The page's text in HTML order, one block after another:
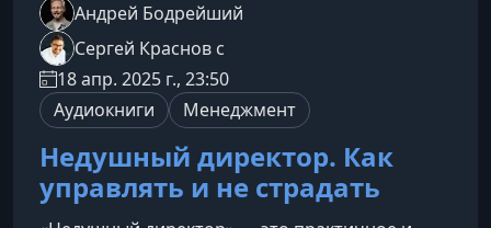
Андрей Бодрейший
Сергей Краснов с
18 апр. 2025 г., 23:50
Аудиокниги
Менеджмент
Недушный директор. Как
управлять и не страдать